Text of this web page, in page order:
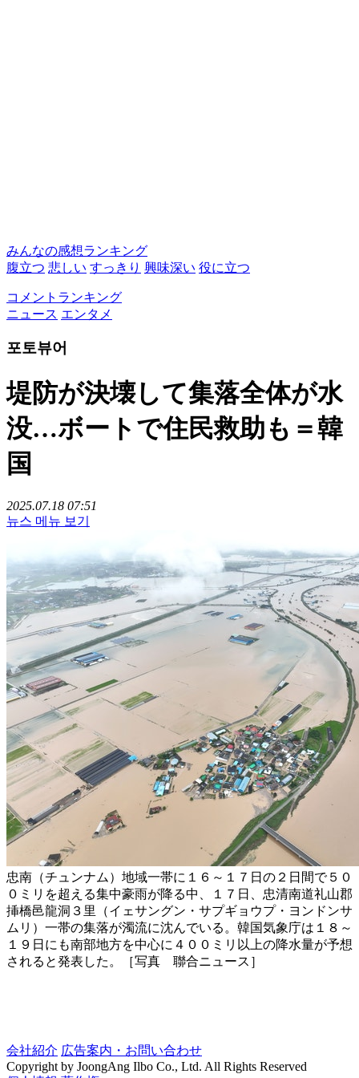
みんなの感想ランキング
腹立つ 悲しい すっきり 興味深い 役に立つ
コメントランキング
ニュース エンタメ
포토뷰어
堤防が決壊して集落全体が水
没…ボートで住民救助も＝韓
国
2025.07.18 07:51
뉴스 메뉴 보기
忠南（チュンナム）地域一帯に１６～１７日の２日間で５０
０ミリを超える集中豪雨が降る中、１７日、忠清南道礼山郡
挿橋邑龍洞３里（イェサングン・サプギョウプ・ヨンドンサ
ムリ）一帯の集落が濁流に沈んでいる。韓国気象庁は１８～
１９日にも南部地方を中心に４００ミリ以上の降水量が予想
されると発表した。［写真 聯合ニュース］
会社紹介 広告案内・お問い合わせ
Copyright by JoongAng Ilbo Co., Ltd. All Rights Reserved